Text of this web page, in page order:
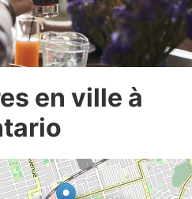
en ville à